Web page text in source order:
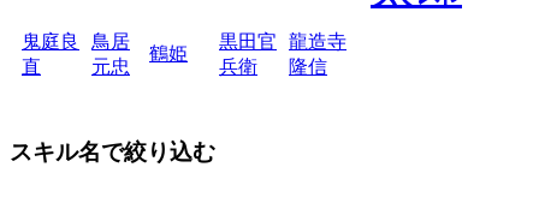
鬼庭良
直
鳥居
元忠
鶴姫
黒田官
兵衛
龍造寺
隆信
スキル名で絞り込む